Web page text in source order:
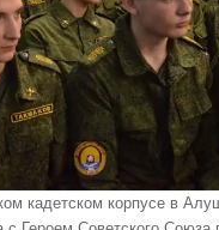
кадетском корпусе в